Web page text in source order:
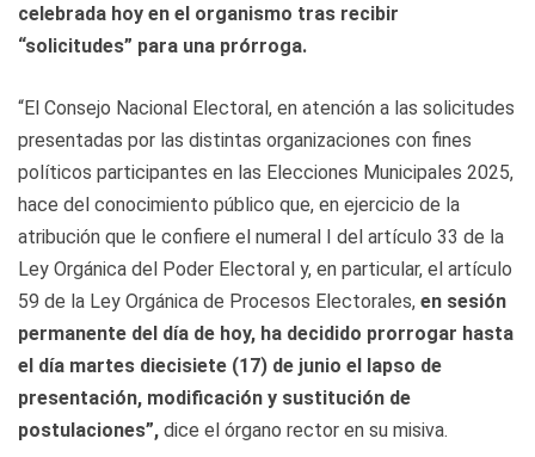
celebrada hoy en el organismo tras recibir
“solicitudes” para una prórroga.
“El Consejo Nacional Electoral, en atención a las solicitudes
presentadas por las distintas organizaciones con fines
políticos participantes en las Elecciones Municipales 2025,
hace del conocimiento público que, en ejercicio de la
atribución que le confiere el numeral I del artículo 33 de la
Ley Orgánica del Poder Electoral y, en particular, el artículo
59 de la Ley Orgánica de Procesos Electorales, en sesión
permanente del día de hoy, ha decidido prorrogar hasta
el día martes diecisiete (17) de junio el lapso de
presentación, modificación y sustitución de
postulaciones”, dice el órgano rector en su misiva.